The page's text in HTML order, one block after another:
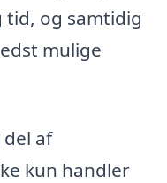
tid, og samtidig
mulige
af
kun handler